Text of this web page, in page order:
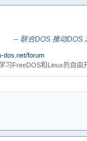
-- 联合DOS 推动DOS
dos.net/forum
习FreeDOS和Linux的自